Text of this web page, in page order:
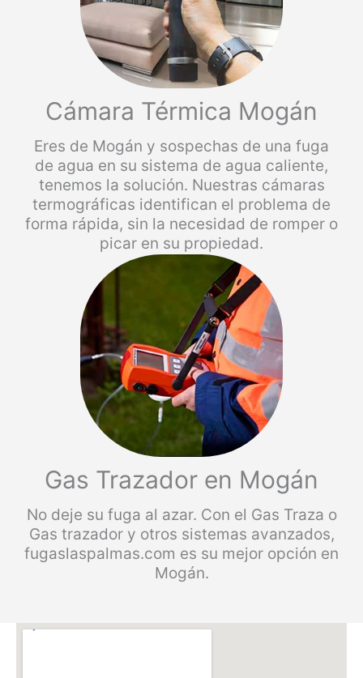
Cámara Térmica Mogán
Eres de Mogán y sospechas de una fuga
de agua en su sistema de agua caliente,
tenemos la solución. Nuestras cámaras
termográficas identifican el problema de
forma rápida, sin la necesidad de romper o
picar en su propiedad.
Gas Trazador en Mogán
No deje su fuga al azar. Con el Gas Traza o
Gas trazador y otros sistemas avanzados,
fugaslaspalmas.com es su mejor opción en
Mogán.